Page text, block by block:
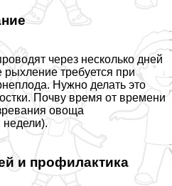
через несколько дней
требуется при
Нужно делать это
Почву время от времени
овоща
недели).
и профилактика